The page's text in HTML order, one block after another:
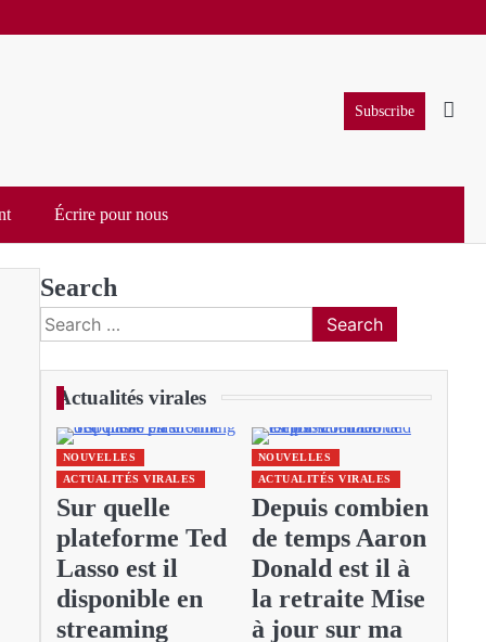
Subscribe
Écrire pour nous
Search
Search
for:
Actualités virales
NOUVELLES
ACTUALITÉS VIRALES
Sur quelle
plateforme Ted
Lasso est il
disponible en
streaming
NOUVELLES
ACTUALITÉS VIRALES
Depuis combien
de temps Aaron
Donald est il à
la retraite Mise
à jour sur ma